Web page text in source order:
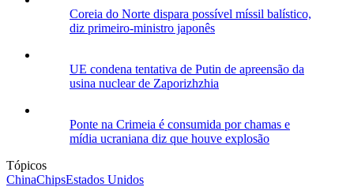
Coreia do Norte dispara possível míssil balístico,
diz primeiro-ministro japonês
UE condena tentativa de Putin de apreensão da
usina nuclear de Zaporizhzhia
Ponte na Crimeia é consumida por chamas e
mídia ucraniana diz que houve explosão
Tópicos
ChinaChipsEstados Unidos